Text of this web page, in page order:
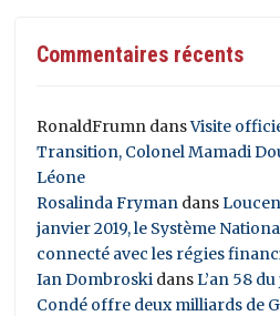
Commentaires récents
RonaldFrumn dansVisite
Transition, Colonel Mamadi
Léone
Rosalinda Fryman dans
janvier 2019, le Système
connecté avec les régies
Ian Dombroski dansL’an 58
Condé offre deux milliards de